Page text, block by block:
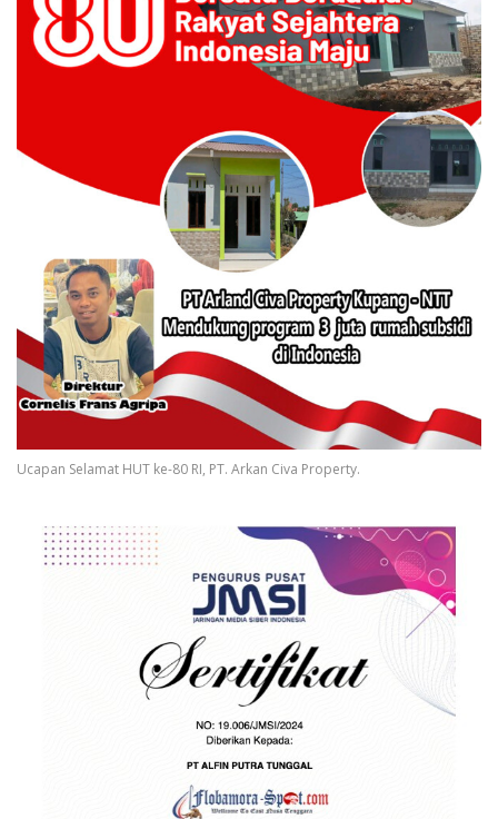
Ucapan Selamat HUT ke-80 RI, PT. Arkan Civa Property.